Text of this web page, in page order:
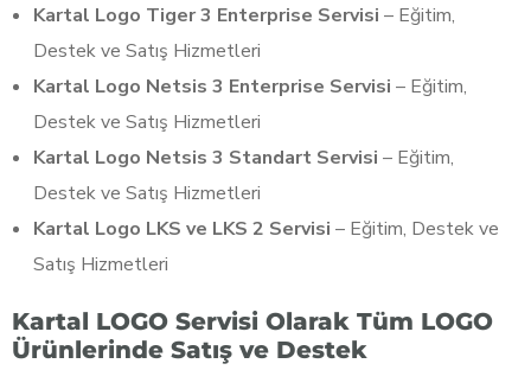
Kartal Logo Tiger 3 Enterprise Servisi – Eğitim,
Destek ve Satış Hizmetleri
Kartal Logo Netsis 3 Enterprise Servisi – Eğitim,
Destek ve Satış Hizmetleri
Kartal Logo Netsis 3 Standart Servisi – Eğitim,
Destek ve Satış Hizmetleri
Kartal Logo LKS ve LKS 2 Servisi – Eğitim, Destek ve
Satış Hizmetleri
Kartal LOGO Servisi Olarak Tüm LOGO
Ürünlerinde Satış ve Destek